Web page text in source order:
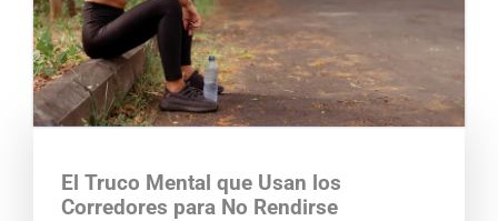
El Truco Mental que Usan los
Corredores para No Rendirse